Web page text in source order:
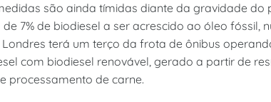
são ainda tímidas diante da gravidade
7% de biodiesel a ser acrescido ao óleo fóssil,
terá um terço da frota de ônibus
com biodiesel renovável, gerado a partir de
processamento de carne.